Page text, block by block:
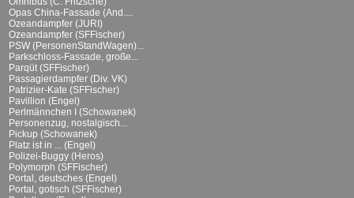
Opas China-Fassade (And....
Ozeandampfer (JURI)
Ozeandampfer (SFFischer)
PSW (PersonenStandWagen)...
Parkschloss-Fassade, große...
Parqüt (SFFischer)
Passagierdampfer (Div. VK)
Patrizier-Kate (SFFischer)
Pavillion (Engel)
Perlmännchen I (Schowanek)
Personenzug, nostalgisch...
Pickup (Schowanek)
Platz ist in ... (Engel)
Polizei-Buggy (Heros)
Polymorph (SFFischer)
Portal, deutsches (Engel)
Portal, gotisch (SFFischer)